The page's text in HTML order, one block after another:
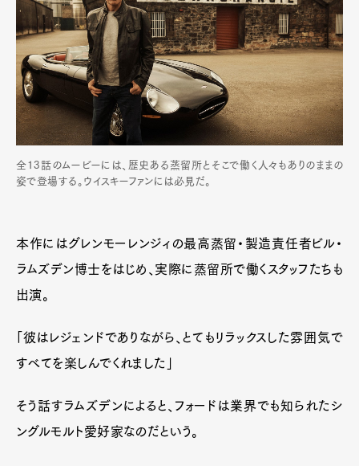
全13話のムービーには、歴史ある蒸留所とそこで働く人々もありのままの
姿で登場する。ウイスキーファンには必見だ。
本作にはグレンモーレンジィの最高蒸留・製造責任者ビル・
ラムズデン博士をはじめ、実際に蒸留所で働くスタッフたちも
出演。
「彼はレジェンドでありながら、とてもリラックスした雰囲気で
すべてを楽しんでくれました」
そう話すラムズデンによると、フォードは業界でも知られたシ
ングルモルト愛好家なのだという。